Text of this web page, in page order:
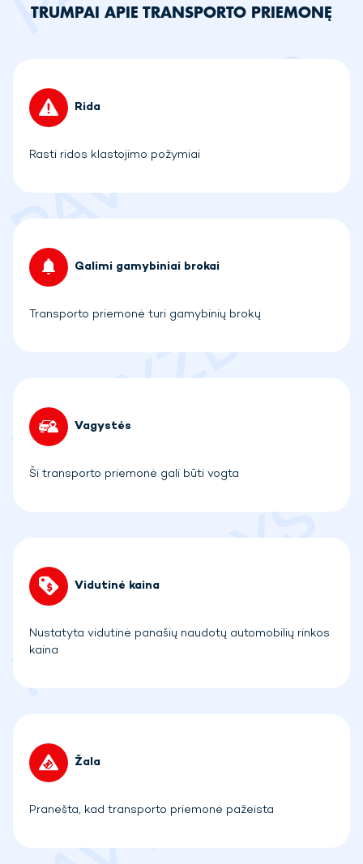
TRUMPAI APIE TRANSPORTO PRIEMONĘ
Rida
Rasti ridos klastojimo požymiai
Galimi gamybiniai brokai
Transporto priemonė turi gamybinių brokų
Vagystės
Ši transporto priemonė gali būti vogta
Vidutinė kaina
Nustatyta vidutinė panašių naudotų automobilių rinkos
kaina
Žala
Pranešta, kad transporto priemonė pažeista